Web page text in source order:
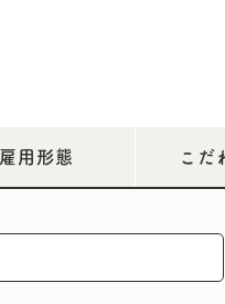
雇用形態 こだ